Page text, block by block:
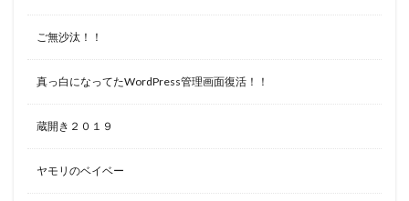
ご無沙汰！！
真っ白になってたWordPress管理画面復活！！
蔵開き２０１９
ヤモリのベイベー